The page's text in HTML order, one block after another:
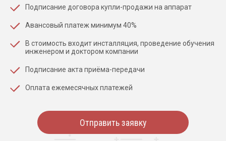
Подписание договора купли-продажи на аппарат
Авансовый платеж минимум 40%
В стоимость входит инсталляция, проведение обучения
инженером и доктором компании
Подписание акта приёма-передачи
Оплата ежемесячных платежей
Отправить заявку